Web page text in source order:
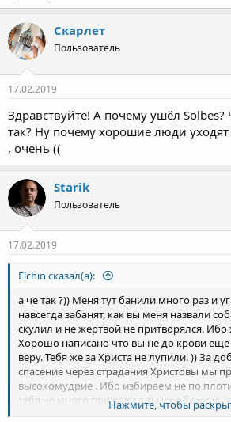
Скарлет
Пользователь
17.02.2019
Здравствуйте! А почему ушёл Solbes?
так? Ну почему хорошие люди уходят
, очень ((
Starik
Пользователь
17.02.2019
Elchin сказал(а):
а че так ?)) Меня тут банили много раз и
навсегда забанят, как вы меня назвали
скулил и не жертвой не притворялся. Ибо
Хорошо написано что вы не до крови еще
веру. Тебя же за Христа не лупили. )) За
спасение через страдания Христовы мы
высокомудрие . Ибо избираем не по
тебя не много прижали а ты уже бежишь
если физичечки пресануть тебя? )
Нажмите, чтобы